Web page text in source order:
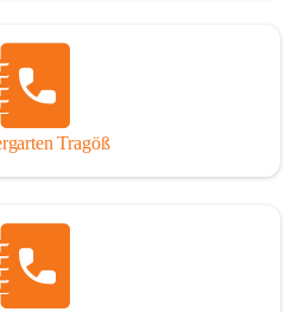
der Mur, Proleb, Trofaiach,
Wildalpen
Tragöß